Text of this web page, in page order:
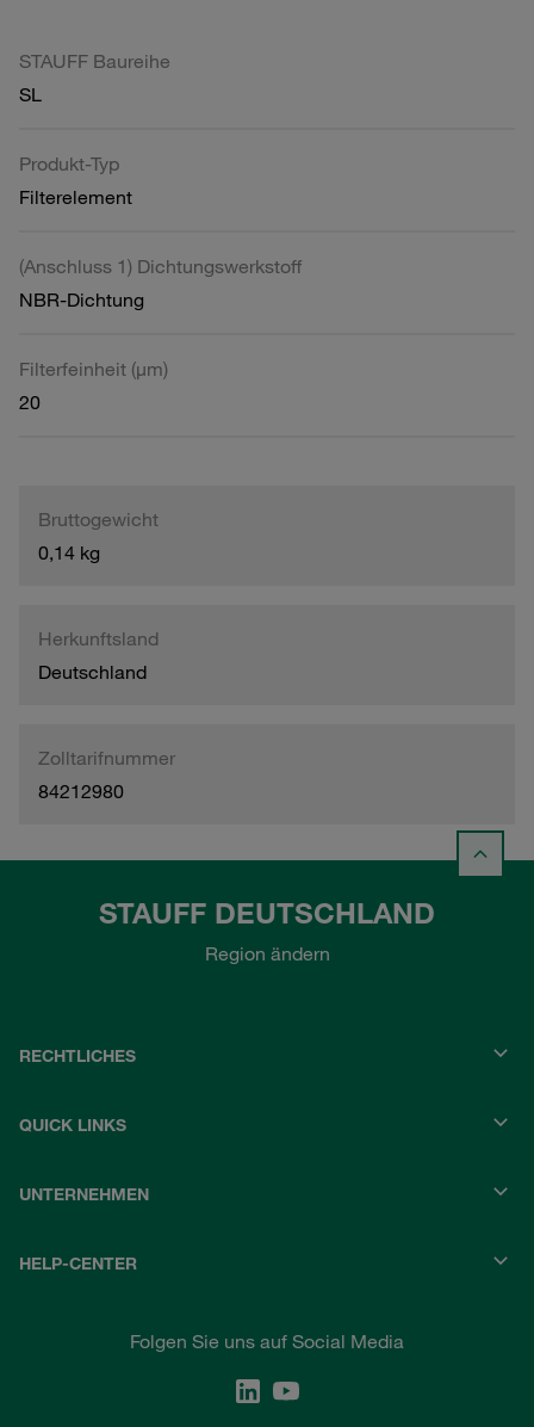
STAUFF Baureihe
SL
Produkt-Typ
Filterelement
(Anschluss 1) Dichtungswerkstoff
NBR-Dichtung
Filterfeinheit (µm)
20
Bruttogewicht
0,14 kg
Herkunftsland
Deutschland
Zolltarifnummer
84212980
STAUFF DEUTSCHLAND
Region ändern
RECHTLICHES
QUICK LINKS
UNTERNEHMEN
HELP-CENTER
Folgen Sie uns auf Social Media